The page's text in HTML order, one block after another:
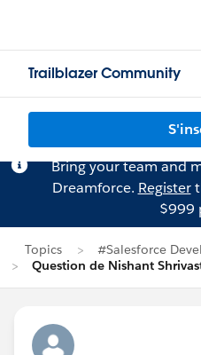
Trailblazer Community
Bring your team and
Dreamforce. Register
$999
Topics
#Salesforce
Question de Nishant